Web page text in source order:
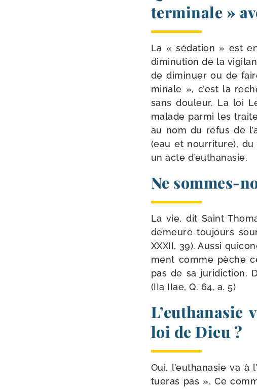
terminale »
La « séda­tion » est
dimi­nu­tion de la
de dimi­nuer ou de
mi­nale », c’est la
sans dou­leur. La loi
malade par­mi les
au nom du refus de
(eau et nour­ri­ture), du
un acte d’euthanasie.
Ne sommes-​
La vie, dit Saint
demeure tou­jours
XXXII, 39). Aussi
ment comme pèche
pas de sa juri­dic­tion.
(IIa IIae, Q. 64, a. 5)
loi de Dieu ?
Oui, l’eu­tha­na­sie va
tue­ras pas ». Ce